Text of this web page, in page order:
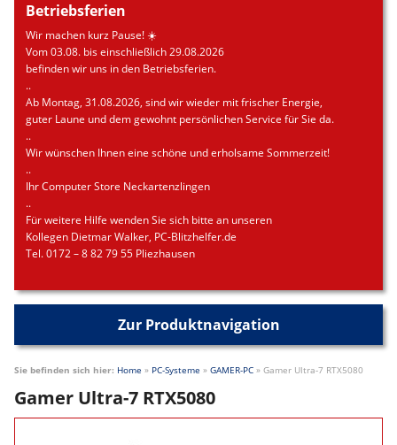
Betriebsferien
Wir machen kurz Pause! ☀️
Vom 03.08. bis einschließlich 29.08.2026
befinden wir uns in den Betriebsferien.
..
Ab Montag, 31.08.2026, sind wir wieder mit frischer Energie,
guter Laune und dem gewohnt persönlichen Service für Sie da.
..
Wir wünschen Ihnen eine schöne und erholsame Sommerzeit!
..
Ihr Computer Store Neckartenzlingen
..
Für weitere Hilfe wenden Sie sich bitte an unseren
Kollegen Dietmar Walker, PC-Blitzhelfer.de
Tel. 0172 – 8 82 79 55 Pliezhausen
Zur Produktnavigation
Sie befinden sich hier: Home » PC-Systeme » GAMER-PC » Gamer Ultra-7 RTX5080
Gamer Ultra-7 RTX5080